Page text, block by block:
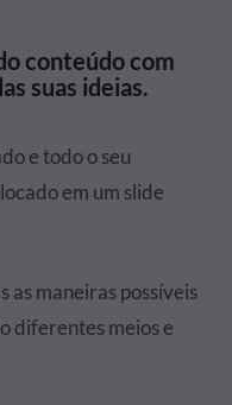
conteúdo com
suas ideias.
e todo o seu
em um slide
as maneiras possíveis
diferentes meios e